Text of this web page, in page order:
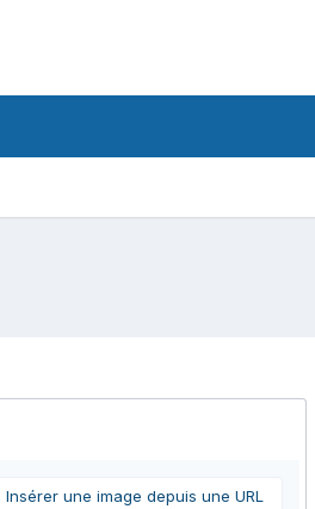
Insérer une image depuis une URL